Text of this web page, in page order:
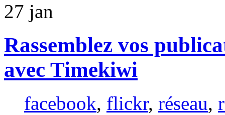
27 jan
Rassemblez vos
avec Timekiwi
facebook, flickr, réseau,